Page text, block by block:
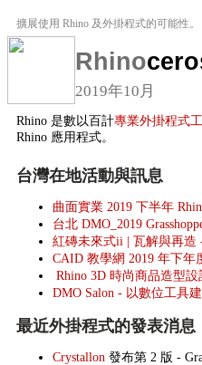
擴展使用 Rhino 及外掛程式的可能性
Rhino
2019年10月
Rhino 是數以百計專業外掛程式
Rhino 應用程式。
台灣在地活動與訊息
曲面實業 2019 下半年
台北 DMO_2019
紅磚未來式ii | 瓦解與再造
CAID 教學網 2019 年下年
Rhino 3D 時尚商品造型
DMO Salon - 以數位工具
最近外掛程式的發表消息
Crystallon 發布第 2 版 -